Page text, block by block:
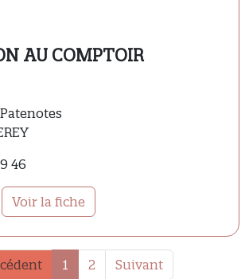
AU COMPTOIR
46
Voir la fiche
1 2 Suivant